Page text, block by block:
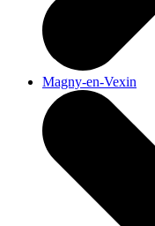
Magny-en-Vexin